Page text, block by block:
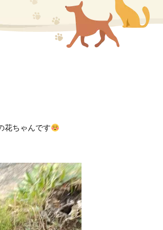
花ちゃんです